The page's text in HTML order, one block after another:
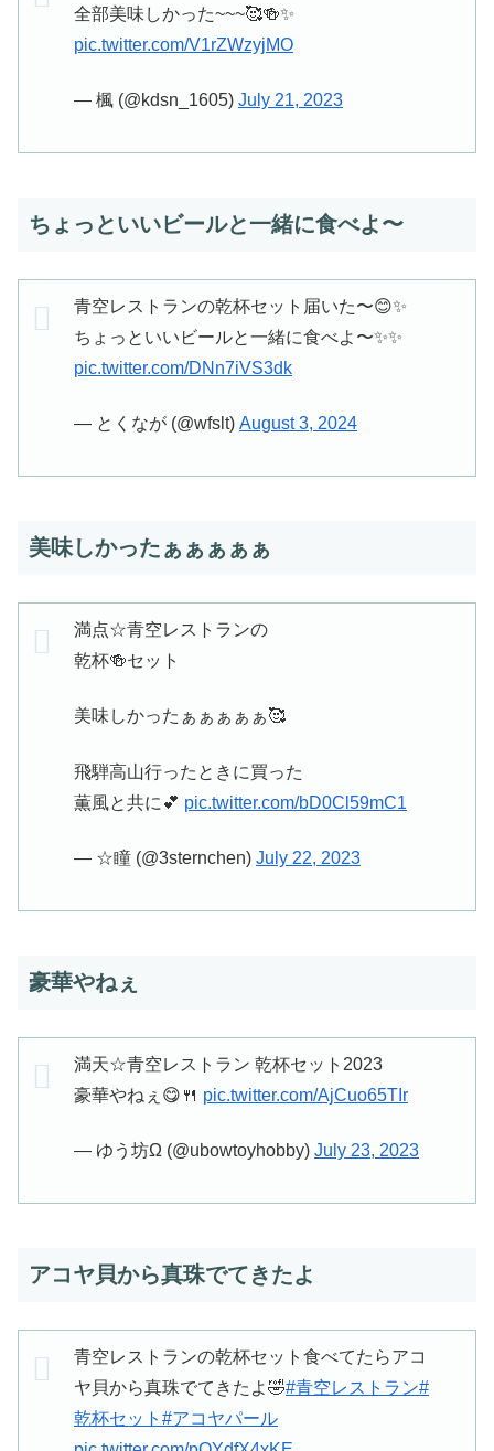
全部美味しかった~~~🥰🍻✨️
pic.twitter.com/V1rZWzyjMO
— 楓 (@kdsn_1605) July 21, 2023
ちょっといいビールと一緒に食べよ〜
青空レストランの乾杯セット届いた〜😊✨
ちょっといいビールと一緒に食べよ〜✨✨
pic.twitter.com/DNn7iVS3dk
— とくなが (@wfslt) August 3, 2024
美味しかったぁぁぁぁぁ
満点☆青空レストランの
乾杯🍻セット
美味しかったぁぁぁぁぁ🥰
飛騨高山行ったときに買った
薫風と共に💕 pic.twitter.com/bD0Cl59mC1
— ☆瞳 (@3sternchen) July 22, 2023
豪華やねぇ
満天☆青空レストラン 乾杯セット2023
豪華やねぇ😋🍴 pic.twitter.com/AjCuo65TIr
— ゆう坊Ω (@ubowtoyhobby) July 23, 2023
アコヤ貝から真珠でてきたよ
青空レストランの乾杯セット食べてたらアコ
ヤ貝から真珠でてきたよ🤣#青空レストラン#
乾杯セット #アコヤパール